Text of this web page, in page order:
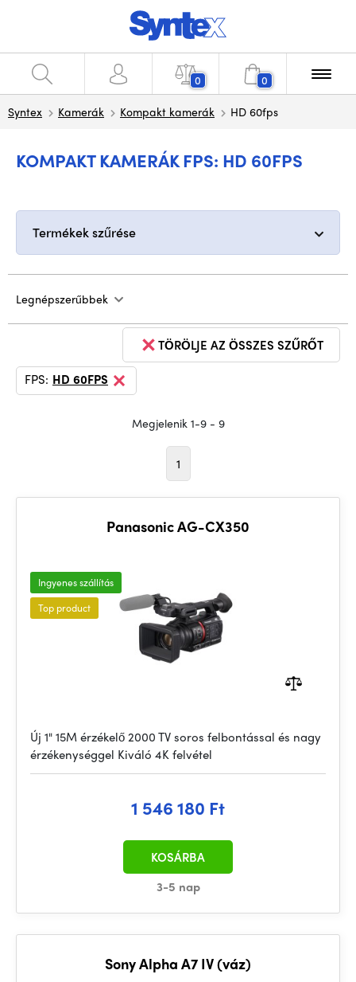
0 0
Syntex Kamerák Kompakt kamerák HD 60fps
KOMPAKT KAMERÁK FPS: HD 60FPS
Termékek szűrése
Legnépszerűbbek
TÖRÖLJE AZ ÖSSZES SZŰRŐT
FPS: HD 60FPS
Megjelenik 1-9 - 9
1
Panasonic AG-CX350
Ingyenes szállítás
Top product
Új 1" 15M érzékelő 2000 TV soros felbontással és nagy
érzékenységgel Kiváló 4K felvétel
1 546 180 Ft
3-5 nap
KOSÁRBA
Sony Alpha A7 IV (váz)